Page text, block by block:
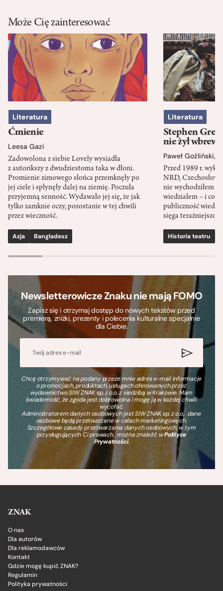
Może Cię zainteresować
Literatura
Ćmienie
Leesa Gazi
Zadowolona z siebie Lovely wysiadła
z autorikszy z dwudziestoma taka w dłoni.
Promienie zimowego słońca przemknęły po
jej ciele i spłynęły dalej na ziemię. Poczuła
przyjemną senność. Wydawało jej się, że jak
tylko zamknie oczy, pozostanie w tej chwili
przez wieczność.
Azja Bangladesz
Literatura
Stephen
nie żył wbrew
Paweł Goźliński,
Przed 1989 r.
NRD,
nie wychodziłem
wiedziałem – i co
publiczność
sięga
Historia teatru
Newsletterowicze Znaku nie mają FOMO
Zapisz się i otrzymaj dostęp do nowych tekstów przed
premierą, zniżki, prezenty i polecenia kulturalne specjalnie
dla Ciebie.
Chcę otrzymywać na podany przeze mnie adres e-mail informacje
o promocjach, produktach, usługach oferowanych przez
wydawnictwo SIW ZNAK sp. z o.o. z siedzibą w Krakowie. Mam
świadomość, że zgoda jest dobrowolna i mogę ją w każdej chwili
wycofać.
Administratorem danych osobowych jest SIW ZNAK sp. z o.o., dane
osobowe będą przetwarzane w celach marketingowych.
Szczegółowe zasady przetwarzania danych osobowych, w tym
przysługujących Ci prawach, można znaleźć wPolityce
Prywatności.
ZNAK
O nas
Dla autorów
Dla reklamodawców
Kontakt
Gdzie mogę kupić ZNAK?
Regulamin
Polityka prywatności